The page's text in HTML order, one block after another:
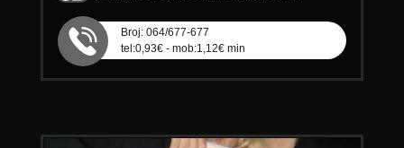
Broj: 064/677-677
tel:0,93€ - mob:1,12€ min